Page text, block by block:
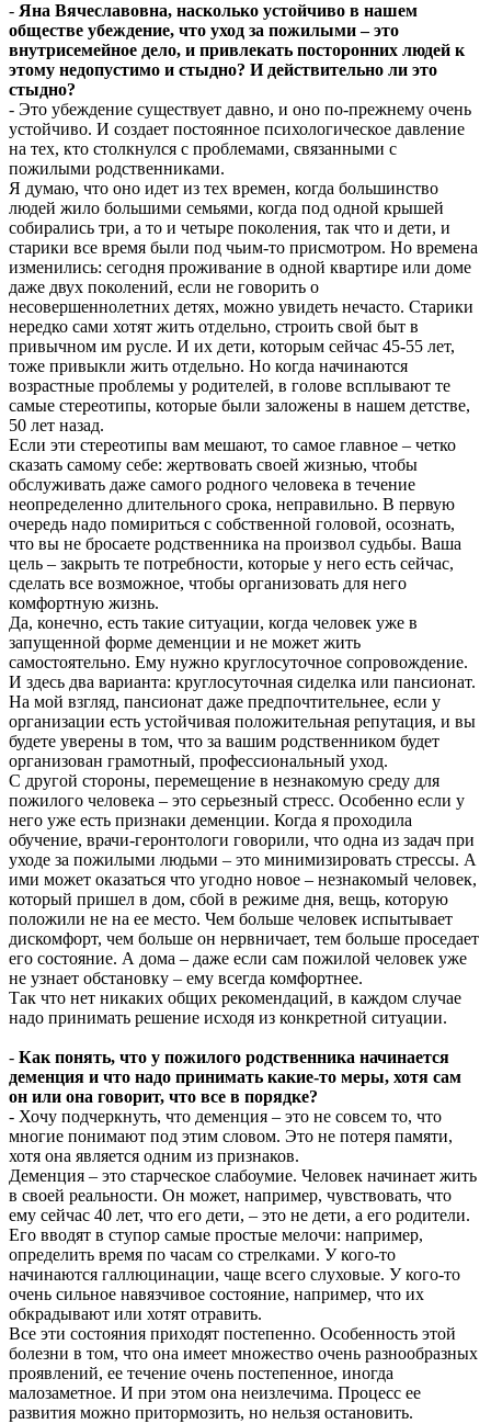
- Яна Вячеславовна, насколько устойчиво в нашем
обществе убеждение, что уход за пожилыми – это
внутрисемейное дело, и привлекать посторонних людей к
этому недопустимо и стыдно? И действительно ли это
стыдно?
- Это убеждение существует давно, и оно по-прежнему очень
устойчиво. И создает постоянное психологическое давление
на тех, кто столкнулся с проблемами, связанными с
пожилыми родственниками.
Я думаю, что оно идет из тех времен, когда большинство
людей жило большими семьями, когда под одной крышей
собирались три, а то и четыре поколения, так что и дети, и
старики все время были под чьим-то присмотром. Но времена
изменились: сегодня проживание в одной квартире или доме
даже двух поколений, если не говорить о
несовершеннолетних детях, можно увидеть нечасто. Старики
нередко сами хотят жить отдельно, строить свой быт в
привычном им русле. И их дети, которым сейчас 45-55 лет,
тоже привыкли жить отдельно. Но когда начинаются
возрастные проблемы у родителей, в голове всплывают те
самые стереотипы, которые были заложены в нашем детстве,
50 лет назад.
Если эти стереотипы вам мешают, то самое главное – четко
сказать самому себе: жертвовать своей жизнью, чтобы
обслуживать даже самого родного человека в течение
неопределенно длительного срока, неправильно. В первую
очередь надо помириться с собственной головой, осознать,
что вы не бросаете родственника на произвол судьбы. Ваша
цель – закрыть те потребности, которые у него есть сейчас,
сделать все возможное, чтобы организовать для него
комфортную жизнь.
Да, конечно, есть такие ситуации, когда человек уже в
запущенной форме деменции и не может жить
самостоятельно. Ему нужно круглосуточное сопровождение.
И здесь два варианта: круглосуточная сиделка или пансионат.
На мой взгляд, пансионат даже предпочтительнее, если у
организации есть устойчивая положительная репутация, и вы
будете уверены в том, что за вашим родственником будет
организован грамотный, профессиональный уход.
С другой стороны, перемещение в незнакомую среду для
пожилого человека – это серьезный стресс. Особенно если у
него уже есть признаки деменции. Когда я проходила
обучение, врачи-геронтологи говорили, что одна из задач при
уходе за пожилыми людьми – это минимизировать стрессы. А
ими может оказаться что угодно новое – незнакомый человек,
который пришел в дом, сбой в режиме дня, вещь, которую
положили не на ее место. Чем больше человек испытывает
дискомфорт, чем больше он нервничает, тем больше проседает
его состояние. А дома – даже если сам пожилой человек уже
не узнает обстановку – ему всегда комфортнее.
Так что нет никаких общих рекомендаций, в каждом случае
надо принимать решение исходя из конкретной ситуации.
- Как понять, что у пожилого родственника начинается
деменция и что надо принимать какие-то меры, хотя сам
он или она говорит, что все в порядке?
- Хочу подчеркнуть, что деменция – это не совсем то, что
многие понимают под этим словом. Это не потеря памяти,
хотя она является одним из признаков.
Деменция – это старческое слабоумие. Человек начинает жить
в своей реальности. Он может, например, чувствовать, что
ему сейчас 40 лет, что его дети, – это не дети, а его родители.
Его вводят в ступор самые простые мелочи: например,
определить время по часам со стрелками. У кого-то
начинаются галлюцинации, чаще всего слуховые. У кого-то
очень сильное навязчивое состояние, например, что их
обкрадывают или хотят отравить.
Все эти состояния приходят постепенно. Особенность этой
болезни в том, что она имеет множество очень разнообразных
проявлений, ее течение очень постепенное, иногда
малозаметное. И при этом она неизлечима. Процесс ее
развития можно притормозить, но нельзя остановить.